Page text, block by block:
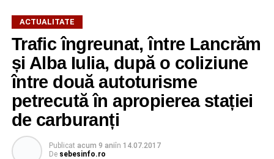
ACTUALITATE
Trafic îngreunat, între Lancrăm
și Alba Iulia, după o coliziune
între două autoturisme
petrecută în apropierea stației
de carburanți
Publicat acum 9 aniîn 14.07.2017
De sebesinfo.ro